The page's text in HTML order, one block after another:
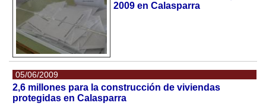
2009 en Calasparra
05/06/2009
2,6 millones para la construcción de viviendas
protegidas en Calasparra